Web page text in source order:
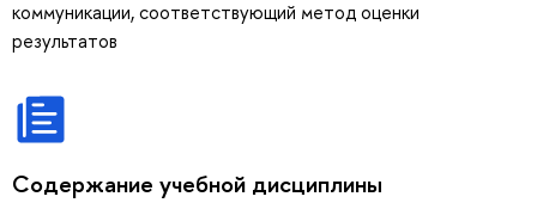
коммуникации, соответствующий метод оценки
результатов
Содержание учебной дисциплины